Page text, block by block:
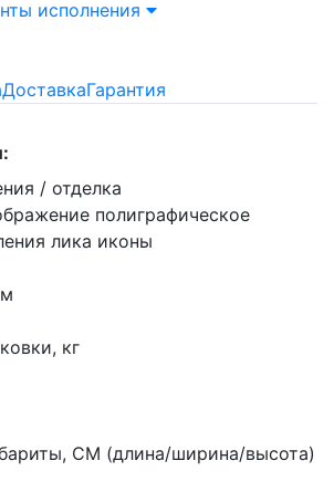
исполнения
ДоставкаГарантия
/ отделка
полиграфическое
лика иконы
кг
СМ (длина/ширина/высота)